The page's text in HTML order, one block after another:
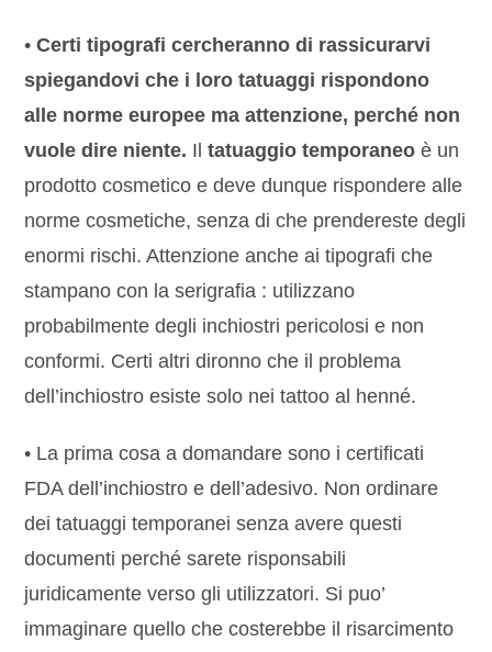
•Certi tipografi cercheranno di rassicurarvi
spiegandovi che i loro tatuaggi rispondono
alle norme europee ma attenzione, perché non
vuole dire niente. Iltatuaggio temporaneoè un
prodotto cosmetico e deve dunque rispondere alle
norme cosmetiche, senza di che prendereste degli
enormi rischi. Attenzione anche ai tipografi che
stampano con la serigrafia : utilizzano
probabilmente degli inchiostri pericolosi e non
conformi. Certi altri dironno che il problema
dell’inchiostro esiste solo nei tattoo al henné.
• La prima cosa a domandare sono i certificati
FDA dell’inchiostro e dell’adesivo. Non ordinare
dei tatuaggi temporanei senza avere questi
documenti perché sarete risponsabili
juridicamente verso gli utilizzatori. Si puo’
immaginare quello che costerebbe il risarcimento